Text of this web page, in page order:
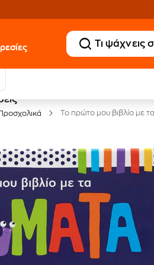
Προσχολικά Το πρώτο μου βιβλίο με